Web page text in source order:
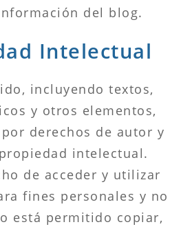
del blog.
Intelectual
incluyendo textos,
y otros elementos,
derechos de autor y
intelectual.
de acceder y utilizar
fines personales y no
está permitido copiar,